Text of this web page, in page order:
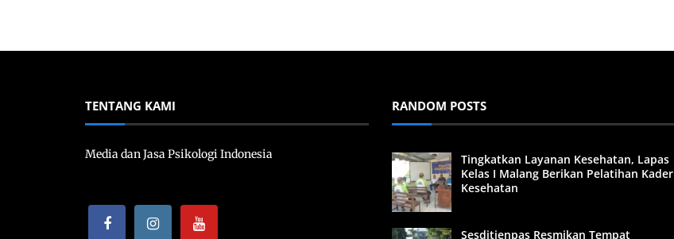
TENTANG KAMI
Media dan Jasa Psikologi Indonesia
RANDOM POSTS
Tingkatkan Layanan Kesehatan, Lapas
Kelas I Malang Berikan Pelatihan Kader
Kesehatan
Sesditjenpas Resmikan Tempat